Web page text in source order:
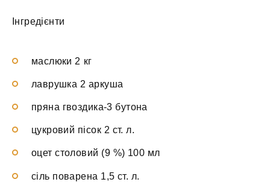
Інгредієнти
маслюки 2 кг
лаврушка 2 аркуша
пряна гвоздика-3 бутона
цукровий пісок 2 ст. л.
оцет столовий (9 %) 100 мл
сіль поварена 1,5 ст. л.